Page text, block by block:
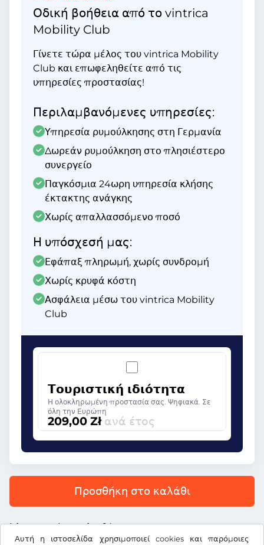
Αυτή η ιστοσελίδα χρησιμοποιεί cookies και παρόμοιες
Οδική βοήθεια από το vintrica
Mobility Club
Γίνετε τώρα μέλος του vintrica Mobility
Club και επωφεληθείτε από τις
υπηρεσίες προστασίας!
Περιλαμβανόμενες υπηρεσίες:
Υπηρεσία ρυμούλκησης στη Γερμανία
Δωρεάν ρυμούλκηση στο πλησιέστερο
συνεργείο
Παγκόσμια 24ωρη υπηρεσία κλήσης
έκτακτης ανάγκης
Χωρίς απαλλασσόμενο ποσό
Η υπόσχεσή μας:
Εφάπαξ πληρωμή, χωρίς συνδρομή
Χωρίς κρυφά κόστη
Ασφάλεια μέσω του vintrica Mobility
Club
Τουριστική ιδιότητα
Η ολοκληρωμένη προστασία σας. Ψηφιακά. Σε
όλη την Ευρώπη
209,00 Zł ανά έτος
Προσθήκη στο καλάθι
Όλες οι τιμές περιλαμβάνουν ΦΠΑ.